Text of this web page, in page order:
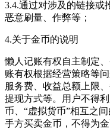
3.4.通过对涉及的链接或
恶意刷量、作弊等；
4.关于金币的说明
懒人记账有权自主制定
账有权根据经营策略等
服务费、收益总额上限
提现方式等。用户不得
币、“虚拟货币”相互之
手方买卖金币，不得为